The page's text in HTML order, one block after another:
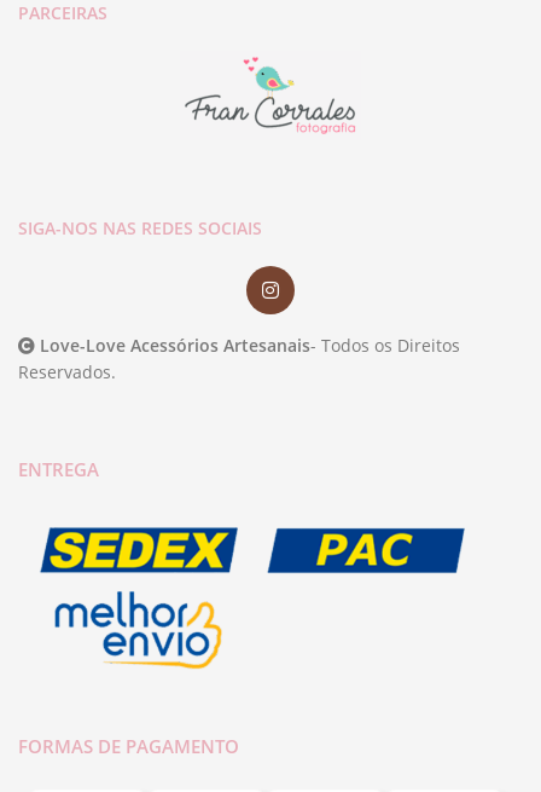
PARCEIRAS
SIGA-NOS NAS REDES SOCIAIS
Love-Love Acessórios Artesanais- Todos os Direitos
Reservados.
ENTREGA
FORMAS DE PAGAMENTO